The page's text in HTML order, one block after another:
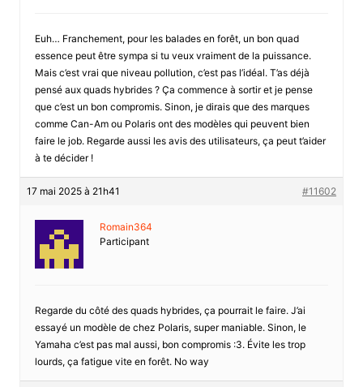
Euh… Franchement, pour les balades en forêt, un bon quad
essence peut être sympa si tu veux vraiment de la puissance.
Mais c’est vrai que niveau pollution, c’est pas l’idéal. T’as déjà
pensé aux quads hybrides ? Ça commence à sortir et je pense
que c’est un bon compromis. Sinon, je dirais que des marques
comme Can-Am ou Polaris ont des modèles qui peuvent bien
faire le job. Regarde aussi les avis des utilisateurs, ça peut t’aider
à te décider !
17 mai 2025 à 21h41 #11602
Romain364
Participant
Regarde du côté des quads hybrides, ça pourrait le faire. J’ai
essayé un modèle de chez Polaris, super maniable. Sinon, le
Yamaha c’est pas mal aussi, bon compromis :3. Évite les trop
lourds, ça fatigue vite en forêt. No way